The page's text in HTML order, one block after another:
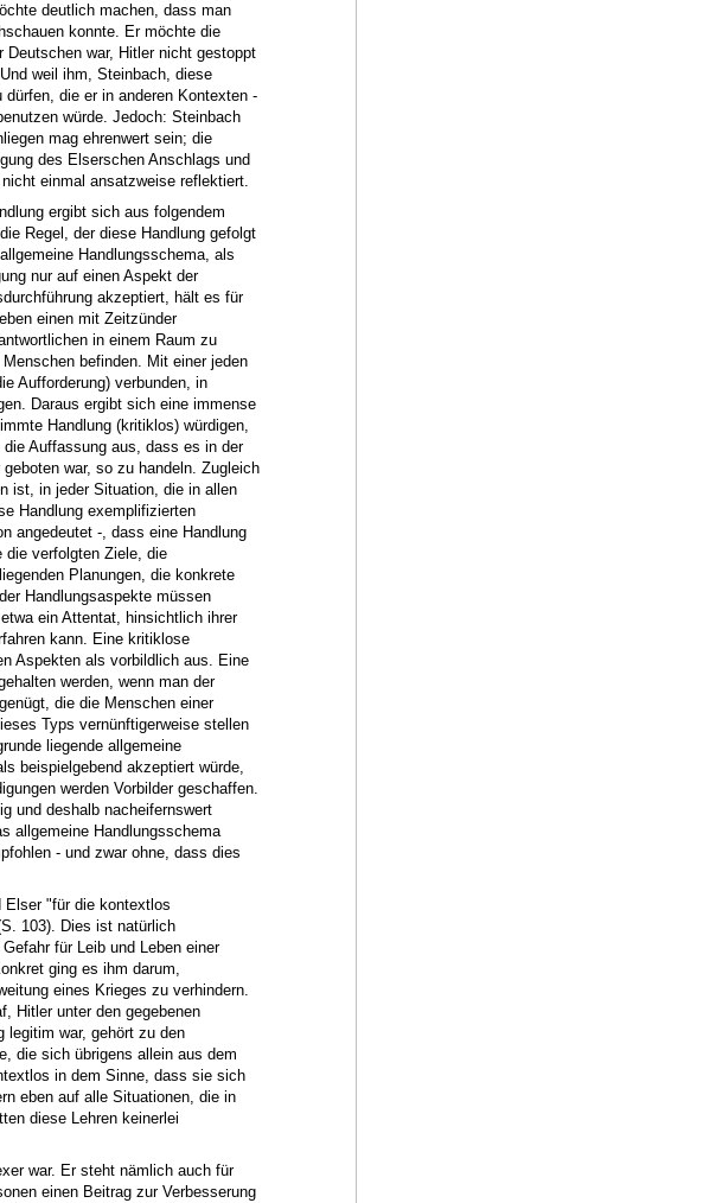
deutlich machen, dass man
konnte. Er möchte die
war, Hitler nicht gestoppt
weil ihm, Steinbach, diese
die er in anderen Kontexten -
würde. Jedoch: Steinbach
mag ehrenwert sein; die
des Elserschen Anschlags und
einmal ansatzweise reflektiert.
ergibt sich aus folgendem
Regel, der diese Handlung gefolgt
Handlungsschema, als
nur auf einen Aspekt der
akzeptiert, hält es für
einen mit Zeitzünder
in einem Raum zu
befinden. Mit einer jeden
Aufforderung) verbunden, in
Daraus ergibt sich eine immense
Handlung (kritiklos) würdigen,
Auffassung aus, dass es in der
war, so zu handeln. Zugleich
ist, in jeder Situation, die in allen
Handlung exemplifizierten
angedeutet -, dass eine Handlung
die verfolgten Ziele, die
Planungen, die konkrete
Handlungsaspekte müssen
ein Attentat, hinsichtlich ihrer
kann. Eine kritiklose
Aspekten als vorbildlich aus. Eine
werden, wenn man der
die die Menschen einer
Typs vernünftigerweise stellen
liegende allgemeine
beispielgebend akzeptiert würde,
werden Vorbilder geschaffen.
und deshalb nacheifernswert
allgemeine Handlungsschema
- und zwar ohne, dass dies
Elser "für die kontextlos
103). Dies ist natürlich
für Leib und Leben einer
ging es ihm darum,
eines Krieges zu verhindern.
Hitler unter den gegebenen
legitim war, gehört zu den
die sich übrigens allein aus dem
in dem Sinne, dass sie sich
eben auf alle Situationen, die in
diese Lehren keinerlei
war. Er steht nämlich auch für
einen Beitrag zur Verbesserung